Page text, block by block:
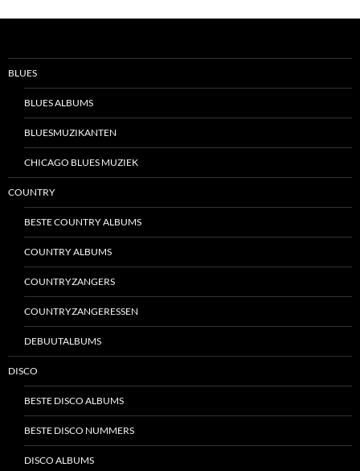
BLUES
BLUES ALBUMS
BLUESMUZIKANTEN
CHICAGO BLUES MUZIEK
COUNTRY
BESTE COUNTRY ALBUMS
COUNTRY ALBUMS
COUNTRYZANGERS
COUNTRYZANGERESSEN
DEBUUTALBUMS
DISCO
BESTE DISCO ALBUMS
BESTE DISCO NUMMERS
DISCO ALBUMS